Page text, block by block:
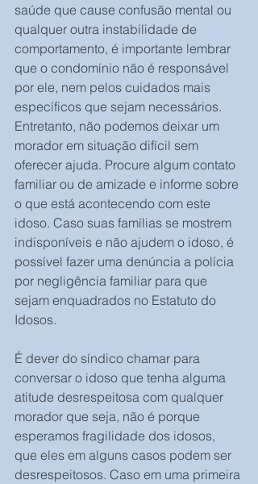
saúde que cause confusão mental ou
qualquer outra instabilidade de
comportamento, é importante lembrar
que o condomínio não é responsável
por ele, nem pelos cuidados mais
específicos que sejam necessários.
Entretanto, não podemos deixar um
morador em situação difícil sem
oferecer ajuda. Procure algum contato
familiar ou de amizade e informe sobre
o que está acontecendo com este
idoso. Caso suas famílias se mostrem
indisponíveis e não ajudem o idoso, é
possível fazer uma denúncia a polícia
por negligência familiar para que
sejam enquadrados no Estatuto do
Idosos.
É dever do síndico chamar para
conversar o idoso que tenha alguma
atitude desrespeitosa com qualquer
morador que seja, não é porque
esperamos fragilidade dos idosos,
que eles em alguns casos podem ser
desrespeitosos. Caso em uma primeira